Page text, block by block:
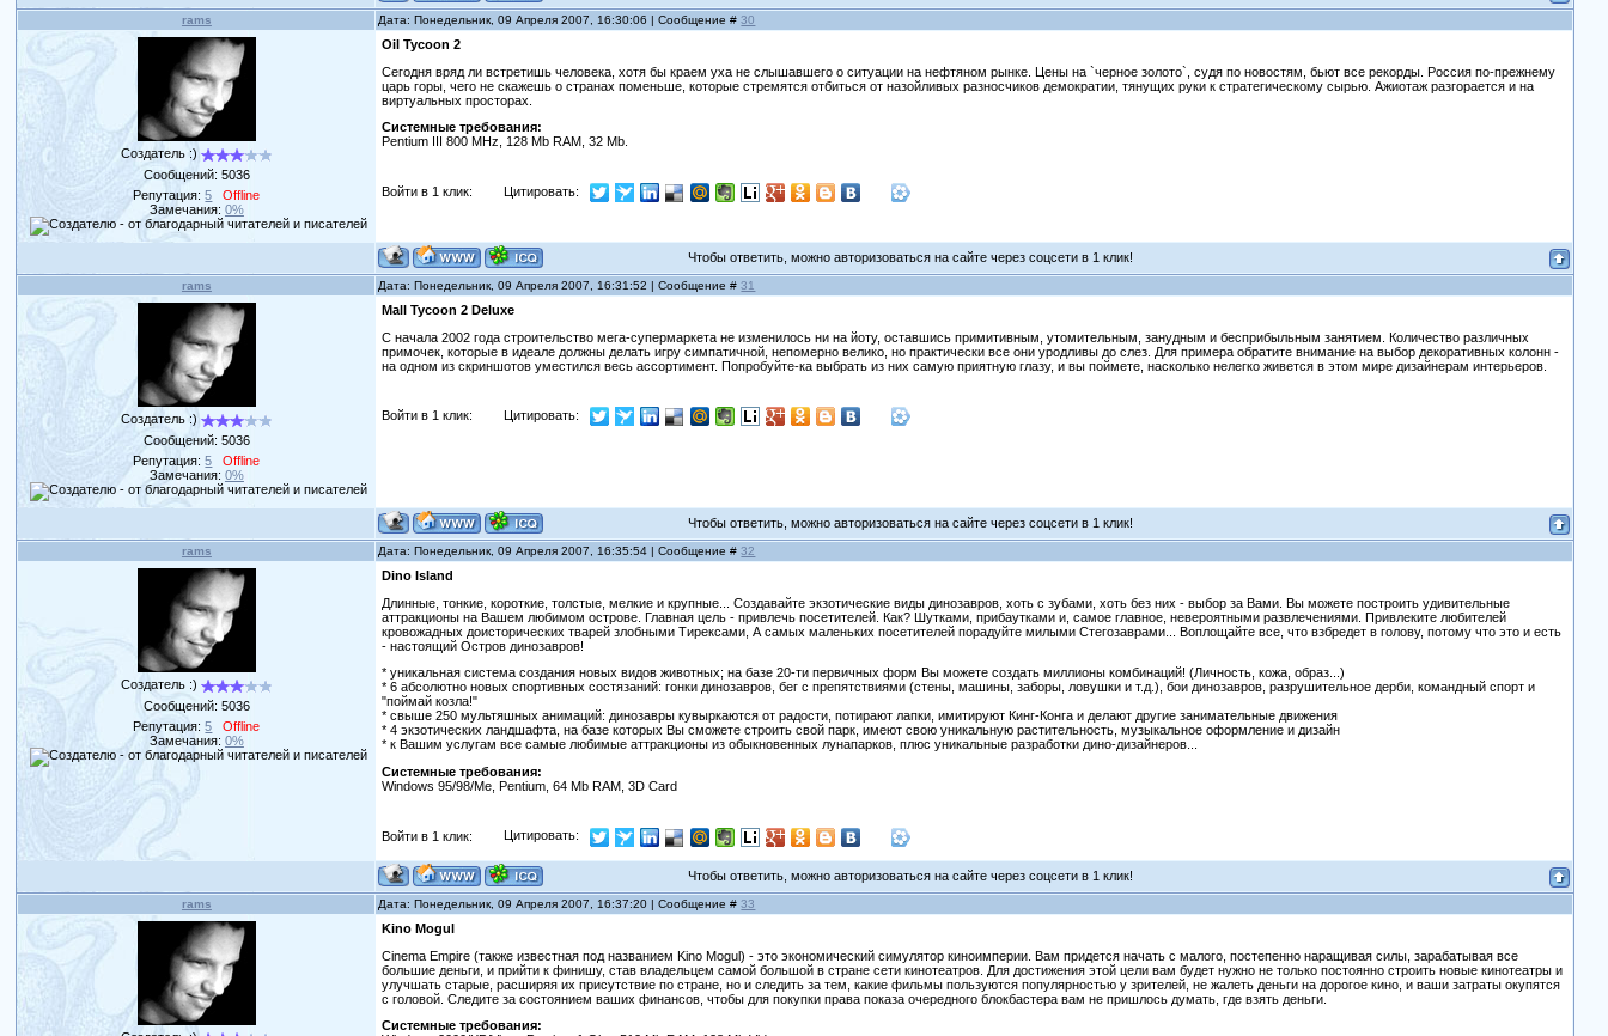
rams Дата: Понедельник, 09 Апреля 2007, 16:30:06 | Сообщение #30
Создатель :)
Сообщений: 5036
Репутация:5
Offline
Замечания: 0%
Oil Tycoon 2
Сегодня вряд ли встретишь человека, хотя бы краем уха не слышавшего о ситуации на нефтяном рынке. Цены на `черное золото`, судя по новостям, бьют все рекорды. Россия по-прежнему
царь горы, чего не скажешь о странах поменьше, которые стремятся отбиться от назойливых разносчиков демократии, тянущих руки к стратегическому сырью. Ажиотаж разгорается и на
виртуальных просторах.
Системные требования:
Pentium III 800 MHz, 128 Mb RAM, 32 Mb.
Войти в 1 клик: Цитировать:
Чтобы ответить, можно авторизоваться на сайте через соцсети в 1 клик!
rams Дата: Понедельник, 09 Апреля 2007, 16:31:52 | Сообщение #31
Создатель :)
Сообщений: 5036
Репутация:5
Offline
Замечания: 0%
Mall Tycoon 2 Deluxe
С начала 2002 года строительство мега-супермаркета не изменилось ни на йоту, оставшись примитивным, утомительным, занудным и бесприбыльным занятием. Количество различных
примочек, которые в идеале должны делать игру симпатичной, непомерно велико, но практически все они уродливы до слез. Для примера обратите внимание на выбор декоративных колонн -
на одном из скриншотов уместился весь ассортимент. Попробуйте-ка выбрать из них самую приятную глазу, и вы поймете, насколько нелегко живется в этом мире дизайнерам интерьеров.
Войти в 1 клик: Цитировать:
Чтобы ответить, можно авторизоваться на сайте через соцсети в 1 клик!
rams Дата: Понедельник, 09 Апреля 2007, 16:35:54 | Сообщение #32
Создатель :)
Сообщений: 5036
Репутация:5
Offline
Замечания: 0%
Dino Island
Длинные, тонкие, короткие, толстые, мелкие и крупные... Создавайте экзотические виды динозавров, хоть с зубами, хоть без них - выбор за Вами. Вы можете построить удивительные
аттракционы на Вашем любимом острове. Главная цель - привлечь посетителей. Как? Шутками, прибаутками и, самое главное, невероятными развлечениями. Привлеките любителей
кровожадных доисторических тварей злобными Тирексами, А самых маленьких посетителей порадуйте милыми Стегозаврами... Воплощайте все, что взбредет в голову, потому что это и есть
- настоящий Остров динозавров!
* уникальная система создания новых видов животных; на базе 20-ти первичных форм Вы можете создать миллионы комбинаций! (Личность, кожа, образ...)
* 6 абсолютно новых спортивных состязаний: гонки динозавров, бег с препятствиями (стены, машины, заборы, ловушки и т.д.), бои динозавров, разрушительное дерби, командный спорт и
"поймай козла!"
* свыше 250 мультяшных анимаций: динозавры кувыркаются от радости, потирают лапки, имитируют Кинг-Конга и делают другие занимательные движения
* 4 экзотических ландшафта, на базе которых Вы сможете строить свой парк, имеют свою уникальную растительность, музыкальное оформление и дизайн
* к Вашим услугам все самые любимые аттракционы из обыкновенных лунапарков, плюс уникальные разработки дино-дизайнеров...
Системные требования:
Windows 95/98/Me, Pentium, 64 Mb RAM, 3D Card
Войти в 1 клик: Цитировать:
Чтобы ответить, можно авторизоваться на сайте через соцсети в 1 клик!
rams Дата: Понедельник, 09 Апреля 2007, 16:37:20 | Сообщение #33
Kino Mogul
Cinema Empire (также известная под названием Kino Mogul) - это экономический симулятор киноимперии. Вам придется начать с малого, постепенно наращивая силы, зарабатывая все
большие деньги, и прийти к финишу, став владельцем самой большой в стране сети кинотеатров. Для достижения этой цели вам будет нужно не только постоянно строить новые кинотеатры и
улучшать старые, расширяя их присутствие по стране, но и следить за тем, какие фильмы пользуются популярностью у зрителей, не жалеть деньги на дорогое кино, и ваши затраты окупятся
с головой. Следите за состоянием ваших финансов, чтобы для покупки права показа очередного блокбастера вам не пришлось думать, где взять деньги.
Системные требования: